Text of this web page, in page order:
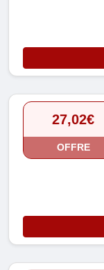
27,02€
OFFRE